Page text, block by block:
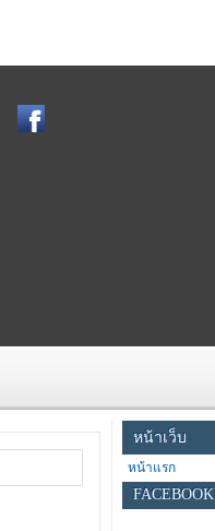
หน้าเว็บ
หน้าแรก
FACEBOOK